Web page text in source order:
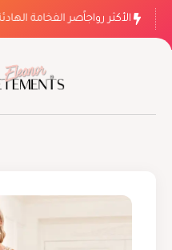
الأكثر رواجاً
لماذا ينتصر الفخامة